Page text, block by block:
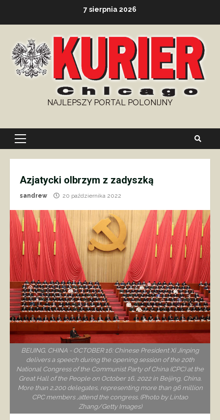
7 sierpnia 2026
NAJLEPSZY PORTAL POLONIJNY
Primary
Azjatycki olbrzym z zadyszką
sandrew 20 października 2022
BEIJING, CHINA - OCTOBER 16: Chinese President Xi Jinping
delivers a speech during the opening session of the 20th
National Congress of the Communist Party of China (CPC) at the
Great Hall of the People on October 16, 2022 in Beijing, China.
More than 2,200 delegates, representing more than 96 million
CPC members ,attend the congress. (Photo by Lintao
Zhang/Getty Images)